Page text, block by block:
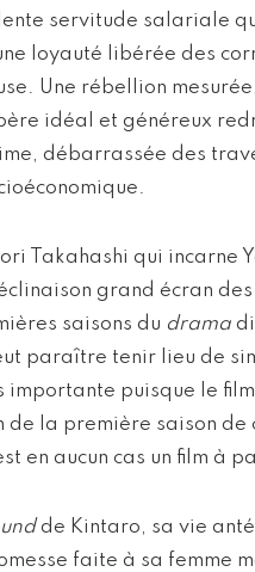
servitude salariale
loyauté libérée des
Une rébellion
idéal et généreux
débarrassée des
Takahashi qui incarne
grand écran
saisons du drama
paraître tenir lieu de
puisque le
de la première saison
en aucun cas un film à
de Kintaro, sa vie
faite à sa femme